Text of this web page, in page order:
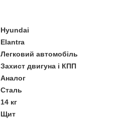
Hyundai
Elantra
Легковий автомобіль
Захист двигуна і КПП
Аналог
Сталь
14 кг
Щит